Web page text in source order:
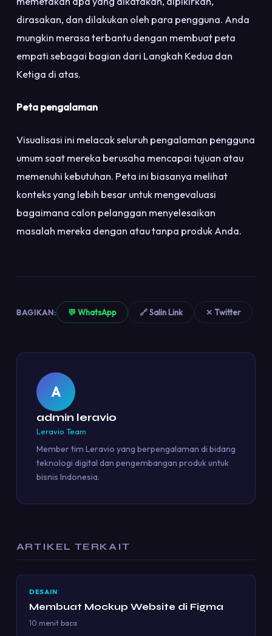
dirasakan, dan dilakukan oleh para pengguna. Anda
mungkin merasa terbantu dengan membuat peta
empati sebagai bagian dari Langkah Kedua dan
Ketiga di atas.
Peta pengalaman
Visualisasi ini melacak seluruh pengalaman pengguna
umum saat mereka berusaha mencapai tujuan atau
memenuhi kebutuhan. Peta ini biasanya melihat
konteks yang lebih besar untuk mengevaluasi
bagaimana calon pelanggan menyelesaikan
masalah mereka dengan atau tanpa produk Anda.
BAGIKAN: 💬 WhatsApp 🔗 Salin Link ✕ Twitter
A
admin leravio
Leravio Team
Member tim Leravio yang berpengalaman di bidang
teknologi digital dan pengembangan produk untuk
bisnis Indonesia.
ARTIKEL TERKAIT
DESAIN
Membuat Mockup Website di Figma
10 menit baca